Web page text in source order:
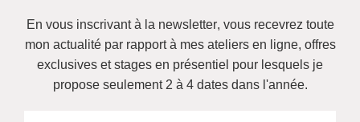
En vous inscrivant à la newsletter, vous recevrez toute
mon actualitépar rapport à mes ateliers en ligne, offres
exclusives etstages en présentiel pour lesquels je
propose seulement 2 à 4 dates dans l'année.